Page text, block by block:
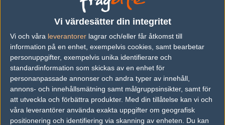
Vi värdesätter din integritet
Vi och våra leverantorer lagrar och/eller får åtkomst till
information på en enhet, exempelvis cookies, samt bearbetar
personuppgifter, exempelvis unika identifierare och
standardinformation som skickas av en enhet för
personanpassade annonser och andra typer av innehåll,
annons- och innehållsmätning samt målgruppsinsikter, samt för
att utveckla och förbättra produkter. Med din tillåtelse kan vi och
våra leverantörer använda exakta uppgifter om geografisk
positionering och identifiering via skanning av enheten. Du kan
PORTUGAL | SPELAR FÖRFOR THE WIN ESPORTS
Matcher
Bio
BhT är en Counter-Strike: Global Offensive-spelare från Portugal,
som för närvarande spelar i For The Win Esports.
Senaste matcherna
Inga spelade matcher